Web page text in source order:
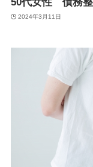
2024年3月11日